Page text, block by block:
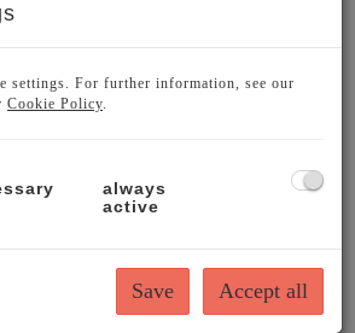
settings. For further information, see our
Cookie Policy.
always
active
Save Accept all